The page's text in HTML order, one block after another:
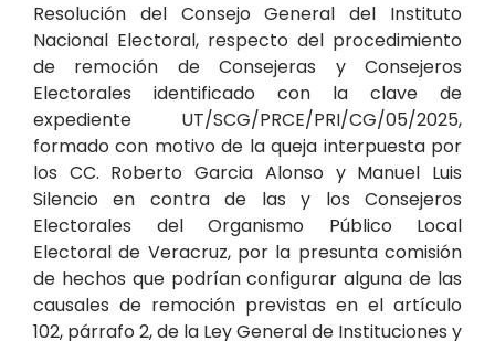
Resolución del Consejo General del Instituto
Nacional Electoral, respecto del procedimiento
de remoción de Consejeras y Consejeros
Electorales identificado con la clave de
expediente UT/SCG/PRCE/PRI/CG/05/2025,
formado con motivo de la queja interpuesta por
los CC. Roberto Garcia Alonso y Manuel Luis
Silencio en contra de las y los Consejeros
Electorales del Organismo Público Local
Electoral de Veracruz, por la presunta comisión
de hechos que podrían configurar alguna de las
causales de remoción previstas en el artículo
102, párrafo 2, de la Ley General de Instituciones y